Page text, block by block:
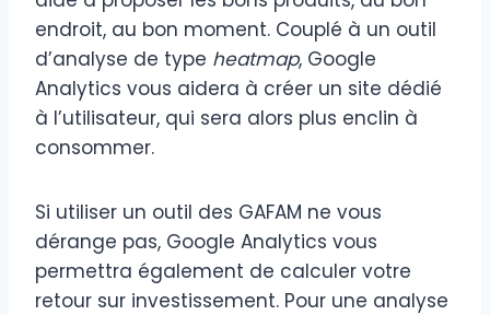
endroit, au bon moment. Couplé à un outil
d’analyse de type heatmap, Google
Analytics vous aidera à créer un site dédié
à l’utilisateur, qui sera alors plus enclin à
consommer.
Si utiliser un outil des GAFAM ne vous
dérange pas, Google Analytics vous
permettra également de calculer votre
retour sur investissement. Pour une analyse